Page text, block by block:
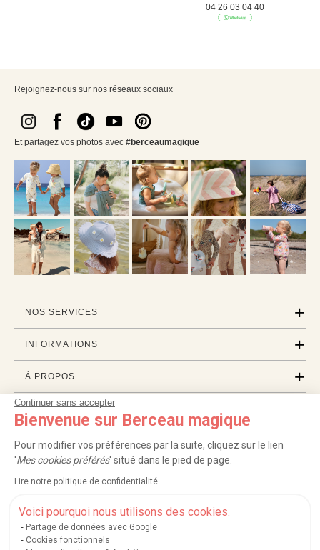
Continuer sans accepter
Bienvenue sur Berceau magique
Pour modifier vos préférences par la suite, cliquez sur le lien
'Mes cookies préférés' situé dans le pied de page.
Lire notre politique de confidentialité
Voici pourquoi nous utilisons des cookies.
Partage de données avec Google
Cookies fonctionnels
04 26 03 04 40
Rejoignez-nous sur nos réseaux sociaux
Et partagez vos photos avec #berceaumagique
NOS SERVICES
INFORMATIONS
À PROPOS
PROFESSIONNELS
LISTES CADEAUX
Service après-vente| FAQ |Rappels de produits|Protection des données
Mentions légales et crédits Conditions générales de ventes